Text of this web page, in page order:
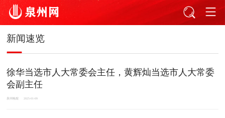
新闻速览
徐华当选市人大常委会主任，黄辉灿当选市人大常委
会副主任
泉州晚报 2025-01-09